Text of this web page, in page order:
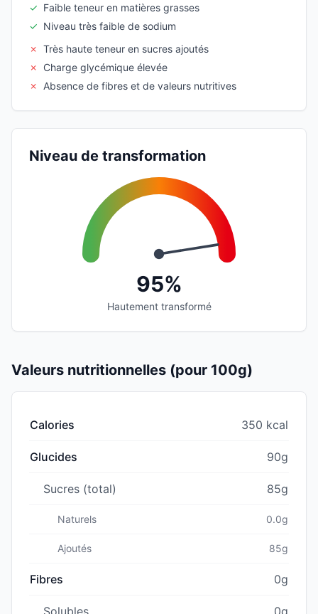
✓ Faible teneur en matières grasses
✓ Niveau très faible de sodium
✗ Très haute teneur en sucres ajoutés
✗
Charge glycémique élevée
✗
Absence de fibres et de valeurs nutritives
Niveau de transformation
95%
Hautement transformé
Valeurs nutritionnelles (pour 100g)
Calories 350 kcal
Glucides 90g
Sucres (total) 85g
Naturels 0.0g
Ajoutés 85g
Fibres 0g
Solubles 0g